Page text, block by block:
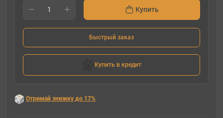
Купить
Быстрый заказ
Купить в кредит
Отримай знижку до 17%